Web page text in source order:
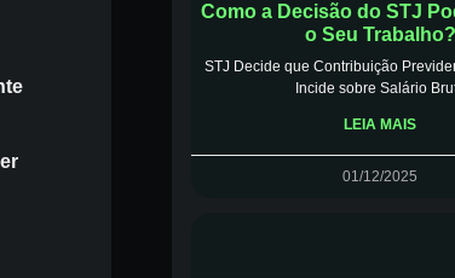
Como a Decisão do STJ
o Seu Trabalho?
STJ Decide que Contribuição
Incide sobre Salário
LEIA MAIS
01/12/2025